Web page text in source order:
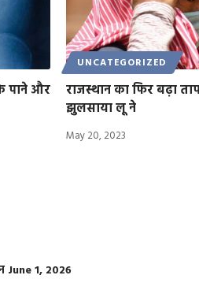
पाने और
UNCATEGORIZED
राजस्थान का फिर बढ़ा
झुलसाया लू ने
May 20, 2023
June 1, 2026